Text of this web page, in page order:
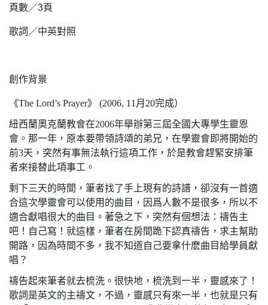
頁數／3頁
歌詞／中英對照
創作背景
《The Lord’s Prayer》 (2006, 11月20完成）
紐西蘭奧克蘭教會在2006年舉辦第三屆全國大專學生靈恩
會。那一年，原本要帶領詩頌的弟兄，在學靈會即將開始的
前3天，突然有事無法執行這項工作，於是教會趕緊安排筆
者來接替此項事工。
剩下三天的時間，筆者找了手上現有的詩譜，卻沒有一首適
合這次學靈會可以使用的曲目，因爲人數不是很多，所以不
適合獻唱很大的曲目。著急之下，突然有個想法：禱告主
吧！自己寫！就這樣，筆者在房間跪下認真禱告，求主幫助
開路，因為時間不多，我不知道自己要拿什麽曲目給學員獻
唱？
禱告起來筆者就去梳洗。很快地，梳洗到一半，靈感來了！
歌詞是英文的主禱文，不過，靈感只有來一半，也就是只有